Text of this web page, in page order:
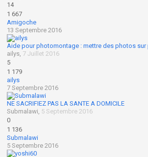
14
1 667
Amigoche
13 Septembre 2016
Aide pour photomontage : mettre des photos sur
ailys, 7 Juillet 2016
5
1 179
ailys
7 Septembre 2016
NE SACRIFIEZ PAS LA SANTE A DOMICILE
Submalawi, 5 Septembre 2016
0
1 136
Submalawi
5 Septembre 2016